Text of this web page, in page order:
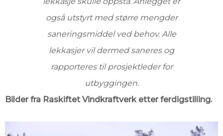
også utstyrt med større mengder
saneringsmiddel ved behov. Alle
lekkasjer vil dermed saneres og
rapporteres til prosjektleder for
utbyggingen.
Bilder fra Raskiftet Vindkraftverk etter ferdigstilling.